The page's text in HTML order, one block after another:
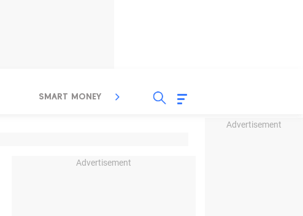
Advertisement
SMART MONEY INSPIRASI BISNIS
Advertisement